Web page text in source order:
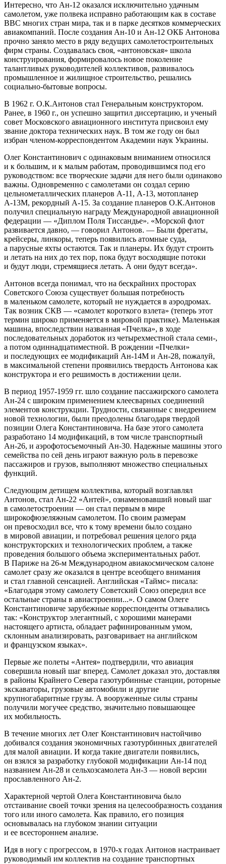
Интересно, что Ан-12 оказался исключительно удачным
самолетом, уже полвека исправно работающим как в составе
ВВС многих стран мира, так и в парке десятков коммерческих
авиакомпаний. После создания Ан-10 и Ан-12 ОКБ Антонова
прочно заняло место в ряду ведущих самолетостроительных
фирм страны. Создавалась своя, «антоновская» школа
конструирования, формировалось новое поколение
талантливых руководителей коллективов, развивалось
промышленное и жилищное строительство, решались
социально-бытовые вопросы.
В 1962 г. О.К.Антонов стал Генеральным конструктором.
Ранее, в 1960 г., он успешно защитил диссертацию, и ученый
совет Московского авиационного института присвоил ему
звание доктора технических наук. В том же году он был
избран членом-корреспондентом Академии наук Украины.
Олег Константинович с одинаковым вниманием относился
и к большим, и к малым работам, проводившимся под его
руководством: все творческие задачи для него были одинаково
важны. Одновременно с самолетами он создал серию
цельнометаллических планеров А-11, А-13, мотопланер
А-13М, рекордный А-15. За создание планеров О.К.Антонов
получил специальную награду Международной авиационной
федерации — «Диплом Поля Тиссандье». «Морской флот
развивается давно, — говорил Антонов. — Были фрегаты,
крейсеры, линкоры, теперь появились атомные суда,
а парусные яхты остаются. Так и планеры. Их будут строить
и летать на них до тех пор, пока будут восходящие потоки
и будут люди, стремящиеся летать. А они будут всегда».
Антонов всегда понимал, что на бескрайних просторах
Советского Союза существует большая потребность
в маленьком самолете, который не нуждается в аэродромах.
Так возник СКВ — «самолет короткого взлета» (теперь этот
термин широко применяется в мировой практике). Маленькая
машина, впоследствии названная «Пчелка», в ходе
последовательных доработок из четырехместной стала семи-,
а потом одиннадцатиместной. В рождении «Пчелки»
и последующих ее модификаций Ан-14М и Ан-28, пожалуй,
в максимальной степени проявились твердость Антонова как
конструктора и его решимость в достижении цели.
В период 1957-1959 гг. шло создание пассажирского самолета
Ан-24 с широким применением клеесварных соединений
элементов конструкции. Трудности, связанные с внедрением
новой технологии, были преодолены благодаря твердой
позиции Олега Константиновича. На базе этого самолета
разработано 14 модификаций, в том числе транспортный
Ан-26, и аэрофотосъемочный Ан-30. Надежные машины этого
семейства по сей день играют важную роль в перевозке
пассажиров и грузов, выполняют множество специальных
функций.
Следующим детищем коллектива, который возглавлял
Антонов, стал Ан-22 «Антей», ознаменовавший новый шаг
в самолетостроении — он стал первым в мире
широкофюзеляжным самолетом. По своим размерам
он превосходил все, что к тому времени было создано
в мировой авиации, и потребовал решения целого ряда
конструкторских и технологических проблем, а также
проведения большого объема экспериментальных работ.
В Париже на 26-м Международном авиакосмическом салоне
самолет сразу же оказался в центре всеобщего внимания
и стал главной сенсацией. Английская «Таймс» писала:
«Благодаря этому самолету Советский Союз опередил все
остальные страны в авиастроении...». О самом Олеге
Константиновиче зарубежные корреспонденты отзывались
так: «Конструктор элегантный, с хорошими манерами
настоящего артиста, обладает рафинированным умом,
склонным анализировать, разговаривает на английском
и французском языках».
Первые же полеты «Антея» подтвердили, что авиация
совершила новый шаг вперед. Самолет доказал это, доставляя
в районы Крайнего Севера газотурбинные станции, роторные
экскаваторы, грузовые автомобили и другие
крупногабаритные грузы. А вооруженные силы страны
получили могучее средство, значительно повышающее
их мобильность.
В течение многих лет Олег Константинович настойчиво
добивался создания экономичных газотурбинных двигателей
для малой авиации. И когда такие двигатели появились,
он взялся за разработку глубокой модификации Ан-14 под
названием Ан-28 и сельхозсамолета Ан-3 — новой версии
прославленного Ан-2.
Характерной чертой Олега Константиновича было
отстаивание своей точки зрения на целесообразность создания
того или иного самолета. Как правило, его позиция
основывалась на глубоком знании ситуации
и ее всестороннем анализе.
Идя в ногу с прогрессом, в 1970-х годах Антонов настраивает
руководимый им коллектив на создание транспортных